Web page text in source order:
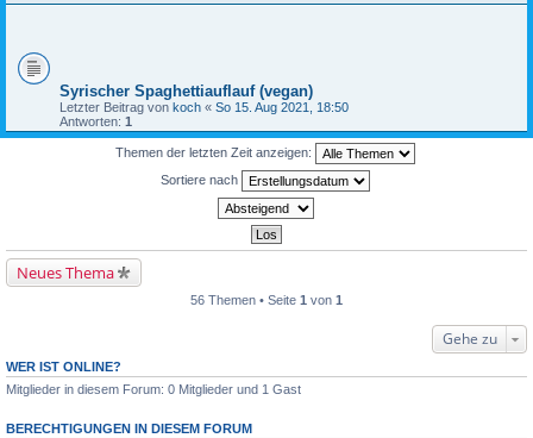
Syrischer Spaghettiauflauf (vegan)
Letzter Beitrag von koch « So 15. Aug 2021, 18:50
Antworten: 1
Themen der letzten Zeit anzeigen:
Sortiere nach
Neues Thema
56 Themen • Seite 1 von 1
Gehe zu
WER IST ONLINE?
Mitglieder in diesem Forum: 0 Mitglieder und 1 Gast
BERECHTIGUNGEN IN DIESEM FORUM